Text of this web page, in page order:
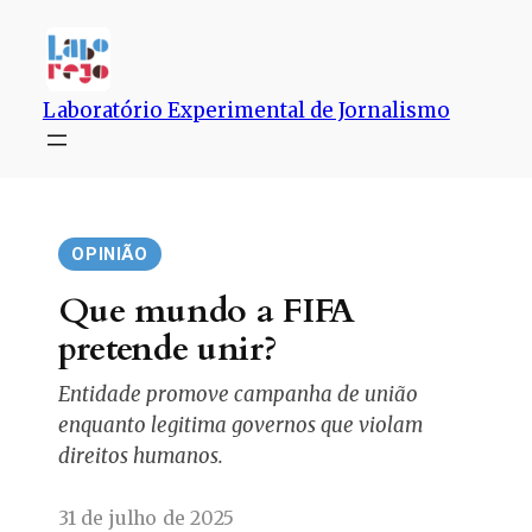
conteúdo
Laboratório Experimental de Jornalismo
OPINIÃO
Que mundo a FIFA
pretende unir?
Entidade promove campanha de união
enquanto legitima governos que violam
direitos humanos.
31 de julho de 2025